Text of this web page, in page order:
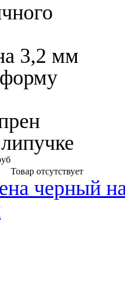
3,2 мм
Товар отсутствует
черный